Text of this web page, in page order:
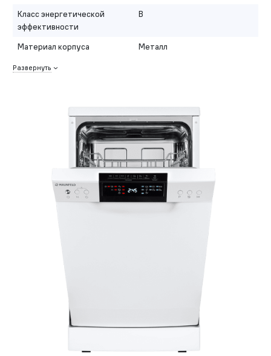
Класс энергетической
эффективности
B
Материал корпуса Металл
Развернуть